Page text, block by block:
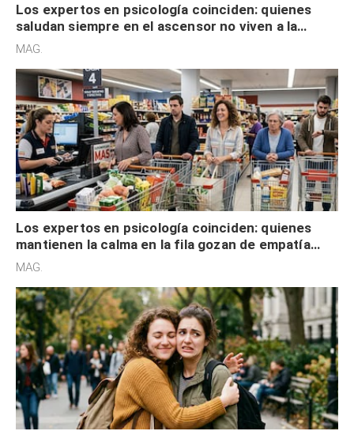
Los expertos en psicología coinciden: quienes
saludan siempre en el ascensor no viven a la
defensiva y tienen apertura social
MAG.
Los expertos en psicología coinciden: quienes
mantienen la calma en la fila gozan de empatía
cognitiva, gratitud y no solo tienen autocontrol
MAG.